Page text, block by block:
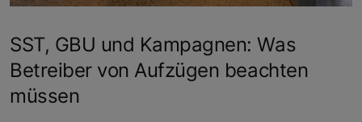
SST, GBU und Kampagnen: Was
Betreiber von Aufzügen beachten
müssen